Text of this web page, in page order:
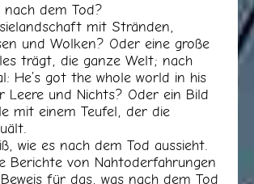
dem Tod?
mit Stränden,
und Wolken? Oder eine große
trägt, die ganze Welt; nach
He’s got the whole world in his
Leere und Nichts? Oder ein Bild
mit einem Teufel, der die
wie es nach dem Tod aussieht.
Berichte von Nahtoderfahrungen
für das, was nach dem Tod